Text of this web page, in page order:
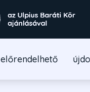
előrendelhető